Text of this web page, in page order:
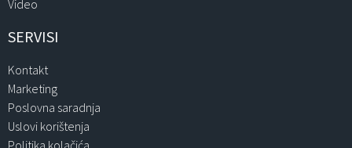
Video
SERVISI
Kontakt
Marketing
Poslovna saradnja
Uslovi korištenja
Politika kolačića